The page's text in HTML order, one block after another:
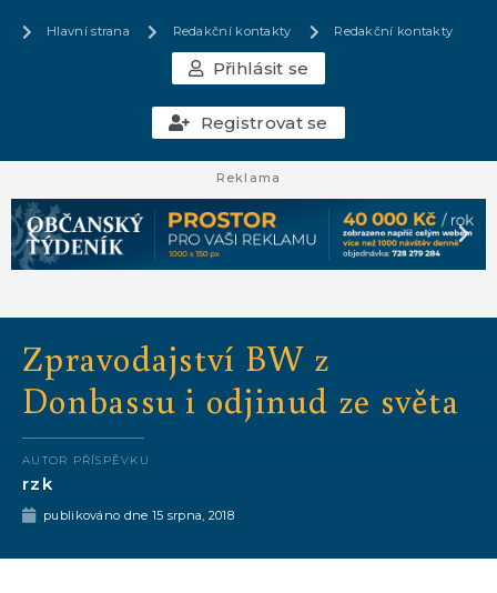
Hlavní strana Redakční kontakty Redakční kontakty
Přihlásit se
Registrovat se
Reklama
Zpravodajství BW z
Donbassu i odjinud ze světa
AUTOR PŘÍSPĚVKU
rzk
publikováno dne 15 srpna, 2018